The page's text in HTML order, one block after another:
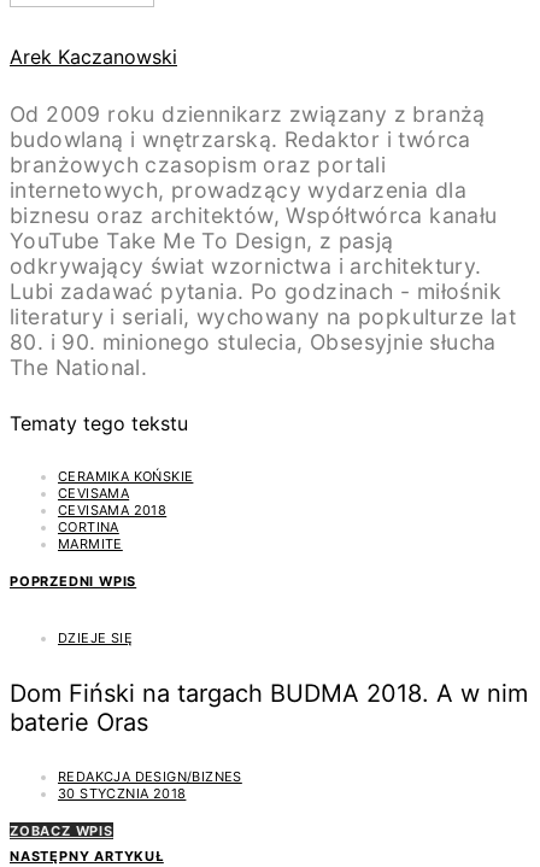
Arek Kaczanowski
Od 2009 roku dziennikarz związany z branżą
budowlaną i wnętrzarską. Redaktor i twórca
branżowych czasopism oraz portali
internetowych, prowadzący wydarzenia dla
biznesu oraz architektów, Współtwórca kanału
YouTube Take Me To Design, z pasją
odkrywający świat wzornictwa i architektury.
Lubi zadawać pytania. Po godzinach - miłośnik
literatury i seriali, wychowany na popkulturze lat
80. i 90. minionego stulecia, Obsesyjnie słucha
The National.
Tematy tego tekstu
CERAMIKA KOŃSKIE
CEVISAMA
CEVISAMA 2018
CORTINA
MARMITE
POPRZEDNI WPIS
DZIEJE SIĘ
Dom Fiński na targach BUDMA 2018. A w nim
baterie Oras
REDAKCJA DESIGN/BIZNES
30 STYCZNIA 2018
ZOBACZ WPIS
NASTĘPNY ARTYKUŁ